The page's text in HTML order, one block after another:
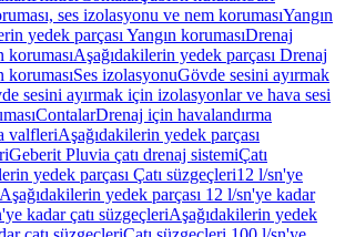
ses izolasyonu ve nem korumasıYangın
yedek parçası Yangın korumasıDrenaj
korumasıAşağıdakilerin yedek parçası Drenaj
korumasıSes izolasyonuGövde sesini ayırmak
sesini ayırmak için izolasyonlar ve hava sesi
ContalarDrenaj için havalandırma
valfleriAşağıdakilerin yedek parçası
Geberit Pluvia çatı drenaj sistemiÇatı
yedek parçası Çatı süzgeçleri12 l/sn'ye
Aşağıdakilerin yedek parçası 12 l/sn'ye kadar
kadar çatı süzgeçleriAşağıdakilerin yedek